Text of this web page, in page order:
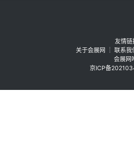
友情链
关于会展网 ┊ 联系我
会展网
京ICP备